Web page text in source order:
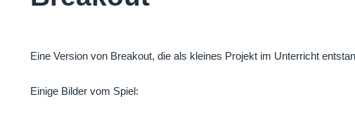
Eine Version von Breakout, die als kleines Projekt im Unterricht
Einige Bilder vom Spiel: